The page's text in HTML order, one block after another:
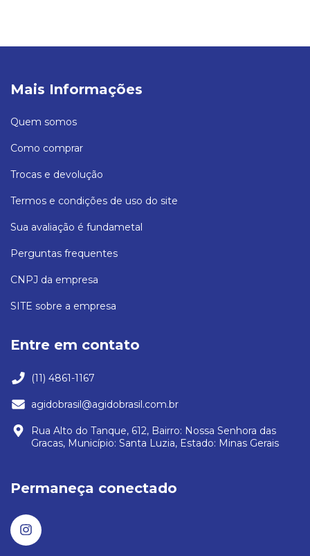
Mais Informações
Quem somos
Como comprar
Trocas e devolução
Termos e condições de uso do site
Sua avaliação é fundametal
Perguntas frequentes
CNPJ da empresa
SITE sobre a empresa
Entre em contato
(11) 4861-1167
agidobrasil@agidobrasil.com.br
Rua Alto do Tanque, 612, Bairro: Nossa Senhora das
Gracas, Município: Santa Luzia, Estado: Minas Gerais
Permaneça conectado